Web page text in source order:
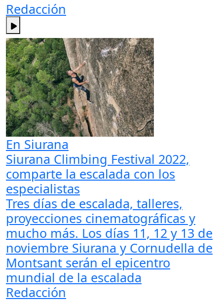
Redacción
En Siurana
Siurana Climbing Festival 2022,
comparte la escalada con los
especialistas
Tres días de escalada, talleres,
proyecciones cinematográficas y
mucho más. Los días 11, 12 y 13 de
noviembre Siurana y Cornudella de
Montsant serán el epicentro
mundial de la escalada
Redacción